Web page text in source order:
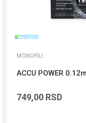
MONOFILI
ACCU POWER
749,00 RSD